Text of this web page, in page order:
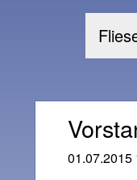
01.07.2015